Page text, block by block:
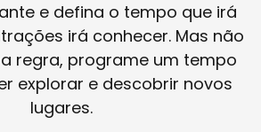
e defina o tempo que irá
irá conhecer. Mas não
regra, programe um tempo
explorar e descobrir novos
lugares.